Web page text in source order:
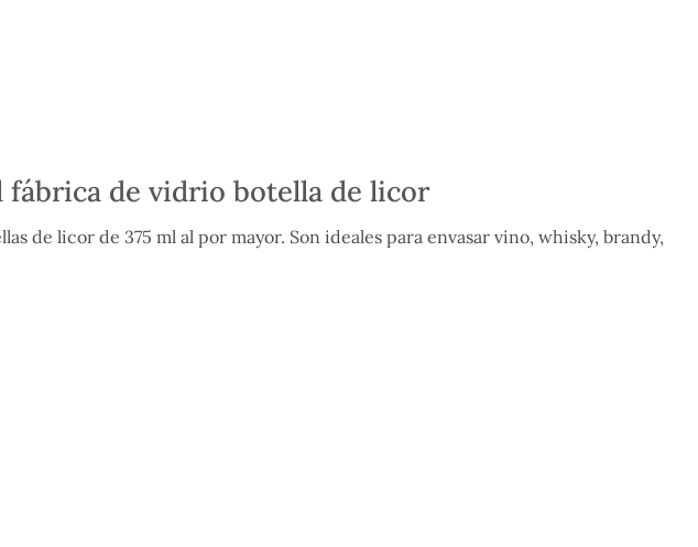
de vidrio botella de licor
de licor de 375 ml al por mayor. Son ideales para envasar vino, whisky, brandy,